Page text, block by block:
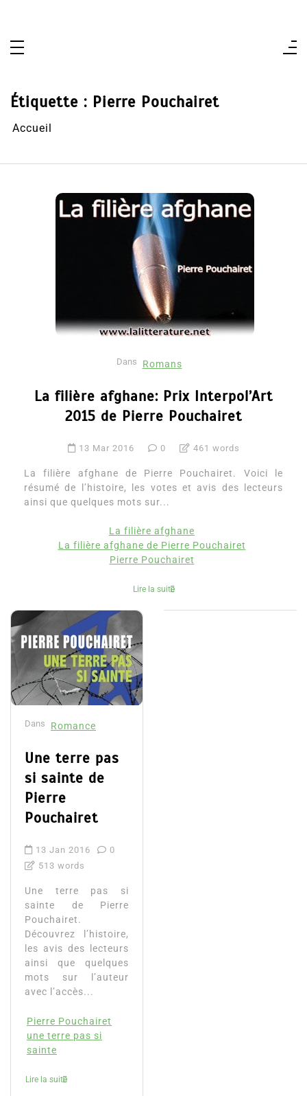
Étiquette : Pierre Pouchairet
Accueil
Dans Romans
La filière afghane: Prix Interpol’Art
2015 de Pierre Pouchairet
13 Mar 2016 0 461 words
La filière afghane de Pierre Pouchairet. Voici le
résumé de l’histoire, les votes et avis des lecteurs
ainsi que quelques mots sur...
La filière afghane
La filière afghane de Pierre Pouchairet
Pierre Pouchairet
Lire la suite
Dans Romance
Une terre pas
si sainte de
Pierre
Pouchairet
13 Jan 2016
0
513 words
Une terre pas si
sainte de Pierre
Pouchairet.
Découvrez l’histoire,
les avis des lecteurs
ainsi que quelques
mots sur l’auteur
avec l’accès...
Pierre Pouchairet
une terre pas si
sainte
Lire la suite